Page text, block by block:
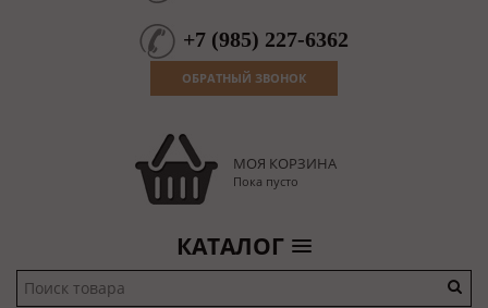
+7 (985) 227-6362
ОБРАТНЫЙ ЗВОНОК
МОЯ КОРЗИНА
Пока пусто
КАТАЛОГ